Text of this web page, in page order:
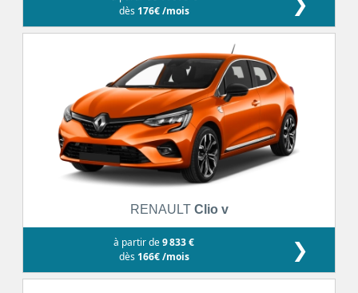
dès 176€ /mois
RENAULT Clio v
à partir de9 833 €
dès 166€ /mois ❯